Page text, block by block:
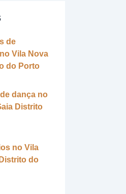
de
Vila Nova
do Porto
dança no
Distrito
no Vila
do